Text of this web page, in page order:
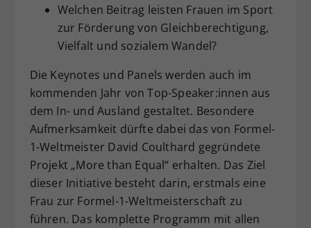
Welchen Beitrag leisten Frauen im Sport
zur Förderung von Gleichberechtigung,
Vielfalt und sozialem Wandel?
Die Keynotes und Panels werden auch im
kommenden Jahr von Top-Speaker:innen aus
dem In- und Ausland gestaltet. Besondere
Aufmerksamkeit dürfte dabei das von Formel-
1-Weltmeister David Coulthard gegründete
Projekt „More than Equal“ erhalten. Das Ziel
dieser Initiative besteht darin, erstmals eine
Frau zur Formel-1-Weltmeisterschaft zu
führen. Das komplette Programm mit allen